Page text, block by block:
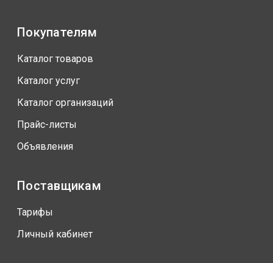
Покупателям
Каталог товаров
Каталог услуг
Каталог организаций
Прайс-листы
Объявления
Поставщикам
Тарифы
Личный кабинет